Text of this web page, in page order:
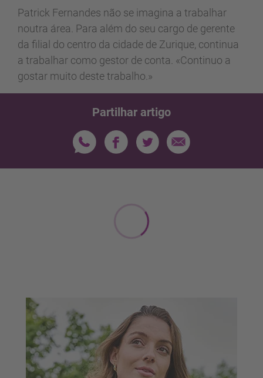
Patrick Fernandes não se imagina a trabalhar
noutra área. Para além do seu cargo de gerente
da filial do centro da cidade de Zurique, continua
a trabalhar como gestor de conta. «Continuo a
gostar muito deste trabalho.»
Partilhar artigo